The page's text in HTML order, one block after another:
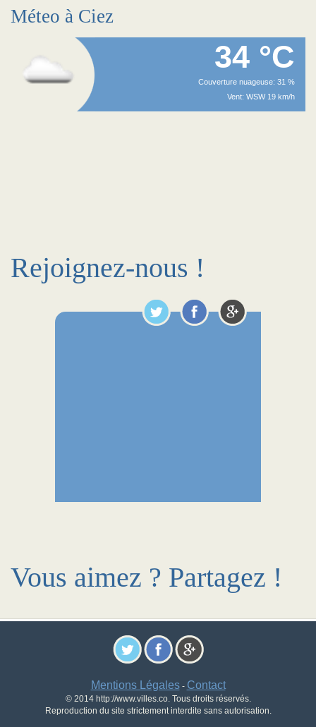
Méteo à Ciez
34 °C
Couverture nuageuse: 31 %
Vent: WSW 19 km/h
Rejoignez-nous !
Vous aimez ? Partagez !
Mentions Légales- Contact
© 2014 http://www.villes.co. Tous droits réservés.
Reproduction du site strictement interdite sans autorisation.